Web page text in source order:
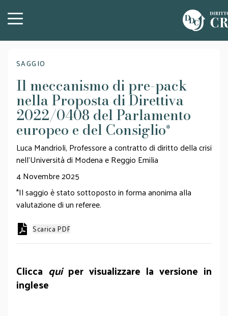
SAGGIO
Il meccanismo di pre-pack
nella Proposta di Direttiva
2022/0408 del Parlamento
europeo e del Consiglio*
Luca Mandrioli, Professore a contratto di diritto della crisi
nell’Università di Modena e Reggio Emilia
4 Novembre 2025
*Il saggio è stato sottoposto in forma anonima alla
valutazione di un referee.
Scarica PDF
Clicca quiper visualizzare la versione in
inglese